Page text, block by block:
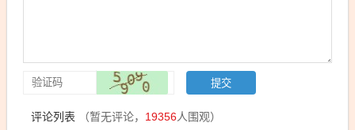
评论列表 （暂无评论， 19356人围观）